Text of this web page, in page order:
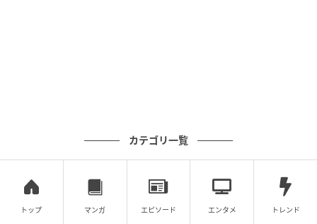
カテゴリ一覧
トップ マンガ エピソード エンタメ トレンド